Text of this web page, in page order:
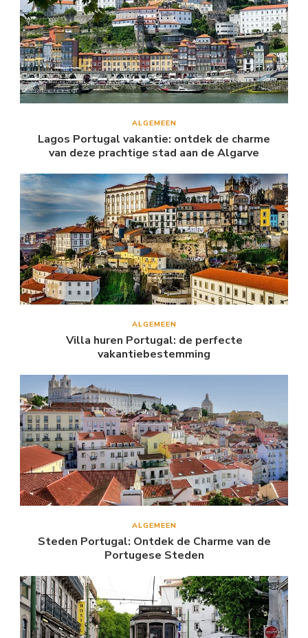
ALGEMEEN
Lagos Portugal vakantie: ontdek de charme
van deze prachtige stad aan de Algarve
ALGEMEEN
Villa huren Portugal: de perfecte
vakantiebestemming
ALGEMEEN
Steden Portugal: Ontdek de Charme van de
Portugese Steden